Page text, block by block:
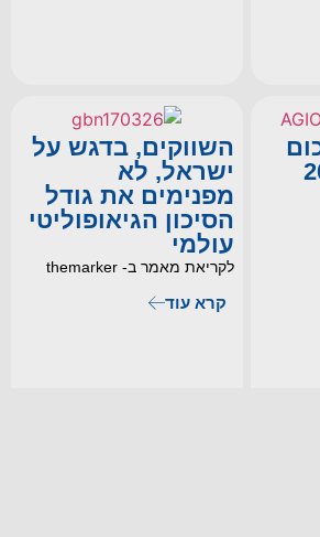
השווקים, בדגש על
ישראל, לא
מפנימים את גודל
הסיכון הגיאופוליטי
עולמי
לקריאת מאמר ב- themarker
קרא עוד